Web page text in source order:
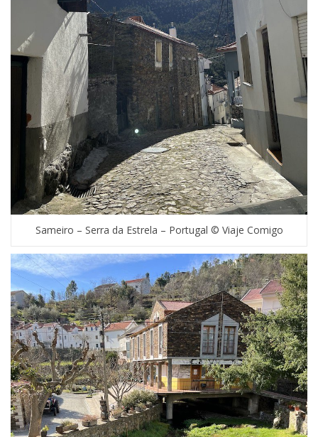
Sameiro – Serra da Estrela – Portugal © Viaje Comigo